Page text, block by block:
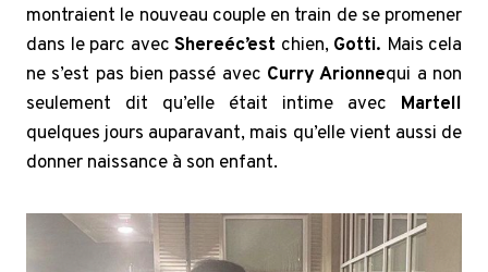
montraient le nouveau couple en train de se promener
dans le parc avec Shereéc’est chien, Gotti. Mais cela
ne s’est pas bien passé avec Curry Arionnequi a non
seulement dit qu’elle était intime avec Martell
quelques jours auparavant, mais qu’elle vient aussi de
donner naissance à son enfant.